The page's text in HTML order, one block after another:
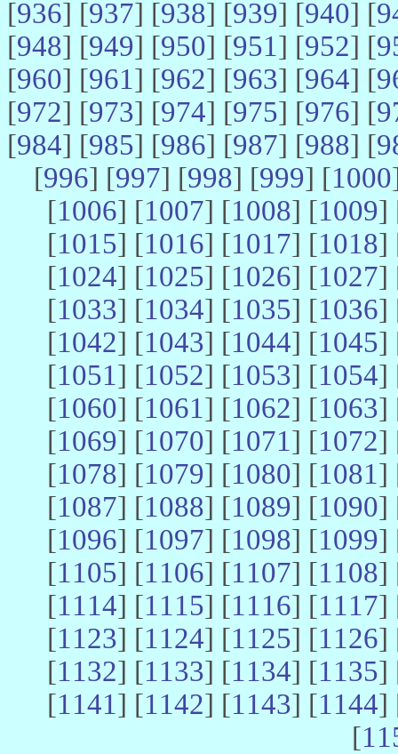
[936] [937] [938] [939] [940] [
[948] [949] [950] [951] [952] [
[960] [961] [962] [963] [964] [
[972] [973] [974] [975] [976] [
[984] [985] [986] [987] [988] [
[996] [997] [998] [999] [1000
[1006] [1007] [1008] [1009]
[1015] [1016] [1017] [1018]
[1024] [1025] [1026] [1027]
[1033] [1034] [1035] [1036]
[1042] [1043] [1044] [1045]
[1051] [1052] [1053] [1054]
[1060] [1061] [1062] [1063]
[1069] [1070] [1071] [1072]
[1078] [1079] [1080] [1081]
[1087] [1088] [1089] [1090]
[1096] [1097] [1098] [1099]
[1105] [1106] [1107] [1108]
[1114] [1115] [1116] [1117]
[1123] [1124] [1125] [1126]
[1132] [1133] [1134] [1135]
[1141] [1142] [1143] [1144]
[